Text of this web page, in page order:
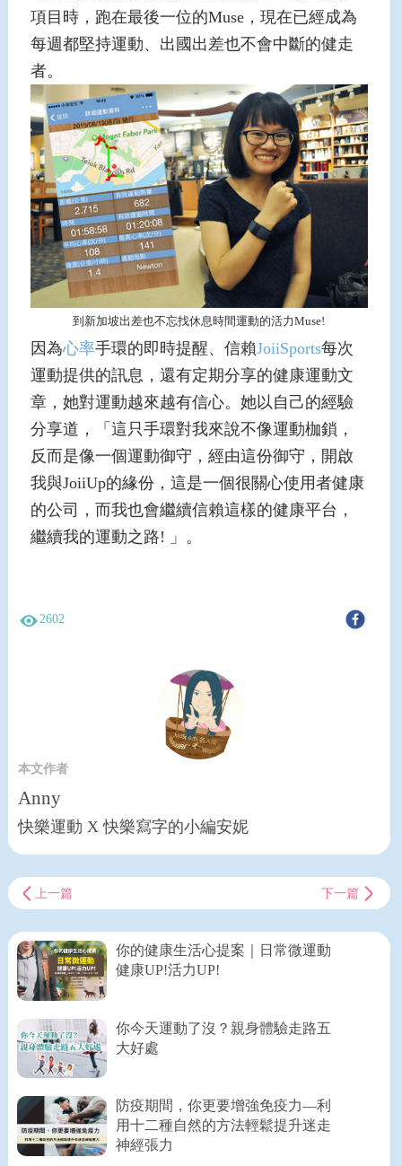
項目時，跑在最後一位的Muse，現在已經成為
每週都堅持運動、出國出差也不會中斷的健走
者。
到新加坡出差也不忘找休息時間運動的活力Muse!
因為心率手環的即時提醒、信賴JoiiSports每次
運動提供的訊息，還有定期分享的健康運動文
章，她對運動越來越有信心。她以自己的經驗
分享道，「這只手環對我來說不像運動枷鎖，
反而是像一個運動御守，經由這份御守，開啟
我與JoiiUp的緣份，這是一個很關心使用者健康
的公司，而我也會繼續信賴這樣的健康平台，
繼續我的運動之路! 」。
2602
本文作者
Anny
快樂運動 X 快樂寫字的小編安妮
上一篇 下一篇
你的健康生活心提案｜日常微運動
健康UP!活力UP!
你今天運動了沒？親身體驗走路五
大好處
防疫期間，你更要增強免疫力—利
用十二種自然的方法輕鬆提升迷走
神經張力